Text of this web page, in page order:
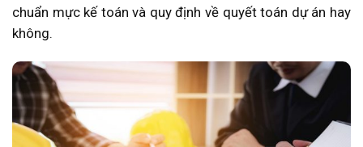
chuẩn mực kế toán và quy định về quyết toán dự án hay
không.